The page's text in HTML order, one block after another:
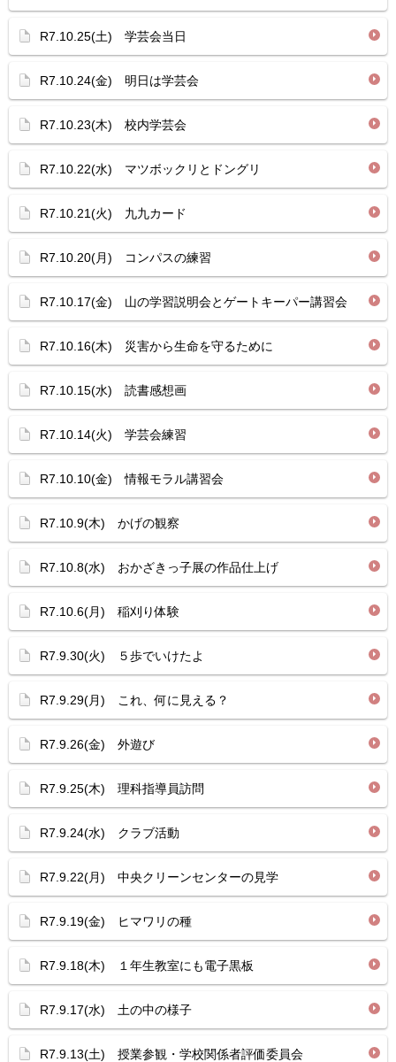
R7.10.25(土) 学芸会当日
R7.10.24(金) 明日は学芸会
R7.10.23(木) 校内学芸会
R7.10.22(水) マツボックリとドングリ
R7.10.21(火) 九九カード
R7.10.20(月) コンパスの練習
R7.10.17(金) 山の学習説明会とゲートキーパー講習会
R7.10.16(木) 災害から生命を守るために
R7.10.15(水) 読書感想画
R7.10.14(火) 学芸会練習
R7.10.10(金) 情報モラル講習会
R7.10.9(木) かげの観察
R7.10.8(水) おかざきっ子展の作品仕上げ
R7.10.6(月) 稲刈り体験
R7.9.30(火) ５歩でいけたよ
R7.9.29(月) これ、何に見える？
R7.9.26(金) 外遊び
R7.9.25(木) 理科指導員訪問
R7.9.24(水) クラブ活動
R7.9.22(月) 中央クリーンセンターの見学
R7.9.19(金) ヒマワリの種
R7.9.18(木) １年生教室にも電子黒板
R7.9.17(水) 土の中の様子
R7.9.13(土) 授業参観・学校関係者評価委員会